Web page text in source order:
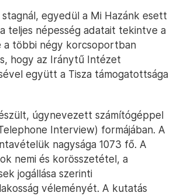
egyedül a Mi Hazánk esett
teljes népesség adatait tekintve a
a többi négy korcsoportban
hogy az Iránytű Intézet
együtt a Tisza támogatottsága
úgynevezett számítógéppel
Interview) formájában. A
nagysága 1073 fő. A
nemi és korösszetétel, a
jogállása szerinti
véleményét. A kutatás